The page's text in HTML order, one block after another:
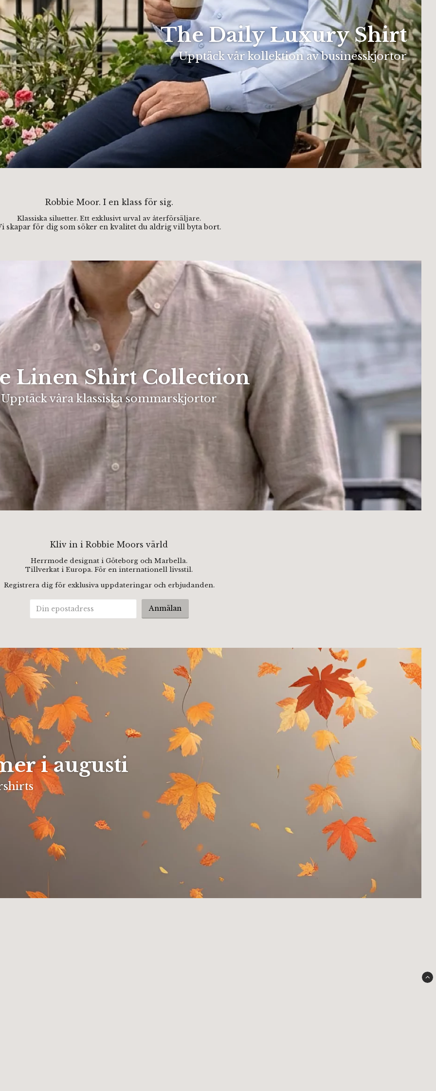
The Daily Luxury Shirt
Upptäck vår kollektion av businesskjortor
Robbie Moor. I en klass för sig.
Klassiska siluetter. Ett exklusivt urval av återförsäljare.
skapar för dig som söker en kvalitet du aldrig vill byta bort.
Linen Shirt Collection
Upptäck våra klassiska sommarskjortor
Kliv in i Robbie Moors värld
Herrmode designat i Göteborg och Marbella.
Tillverkat i Europa. För en internationell livsstil.
Registrera dig för exklusiva uppdateringar och erbjudanden.
Anmälan
i augusti